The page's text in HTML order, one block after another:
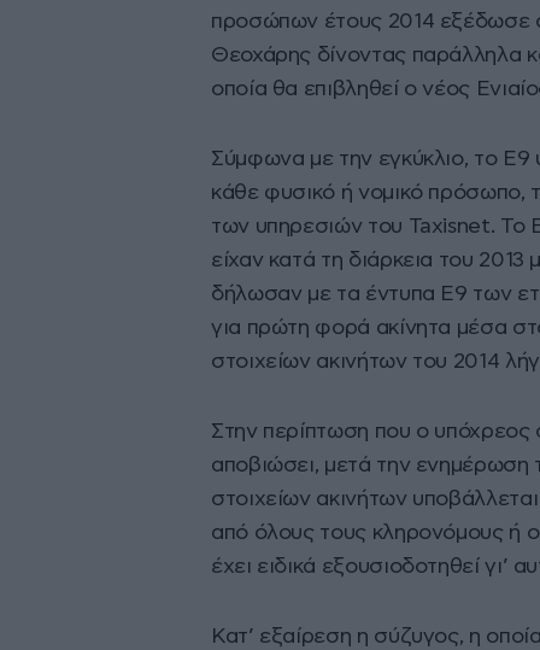
προσώπων έτους 2014 εξέδωσε
Θεοχάρης δίνοντας παράλληλα
οποία θα επιβληθεί ο νέος
Σύμφωνα με την εγκύκλιο, το Ε9
κάθε φυσικό ή νομικό πρόσωπο,
των υπηρεσιών του Taxisnet. Το
είχαν κατά τη διάρκεια του
δήλωσαν με τα έντυπα Ε9 των
για πρώτη φορά ακίνητα μέσα
στοιχείων ακινήτων του 2014
Στην περίπτωση που ο υπόχρεος
αποβιώσει, μετά την
στοιχείων ακινήτων
από όλους τους κληρονόμους ή
έχει ειδικά εξουσιοδοτηθεί γι’
Κατ’ εξαίρεση η σύζυγος, η